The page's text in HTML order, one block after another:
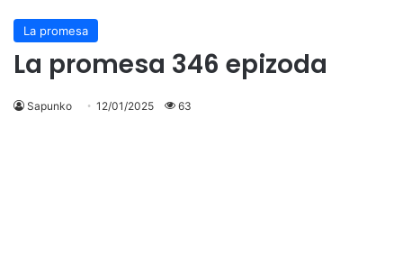
La promesa
La promesa 346 epizoda
Sapunko 12/01/2025 63